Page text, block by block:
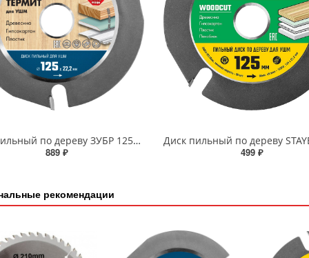
Диск пильный по дереву ЗУБР 125х22,2мм для УШМ, 3 резца, усиленный
889 ₽
499 ₽
рекомендации